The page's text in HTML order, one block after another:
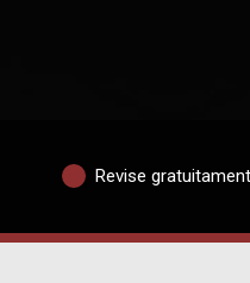
Revise